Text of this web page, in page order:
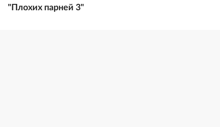
"Плохих парней 3"